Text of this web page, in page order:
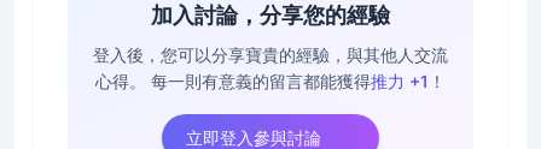
加入討論，分享您的經驗
登入後，您可以分享寶貴的經驗，與其他人交流
心得。
每一則有意義的留言都能獲得推力 +1 ！
立即登入參與討論